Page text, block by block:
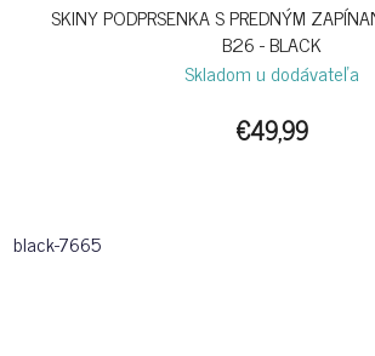
SKINY PODPRSENKA S PREDNÝM
B26 - BLACK
Skladom u dodávateľa
€49,99
black-7665